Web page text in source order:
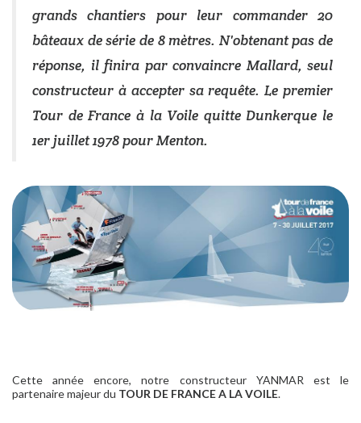
grands chantiers pour leur commander 20
bâteaux de série de 8 mètres. N'obtenant pas de
réponse, il finira par convaincre Mallard, seul
constructeur à accepter sa requête. Le premier
Tour de France à la Voile quitte Dunkerque le
1er juillet 1978 pour Menton.
Cette année encore, notre constructeur YANMAR est le
partenaire majeur du TOUR DE FRANCE A LA VOILE.